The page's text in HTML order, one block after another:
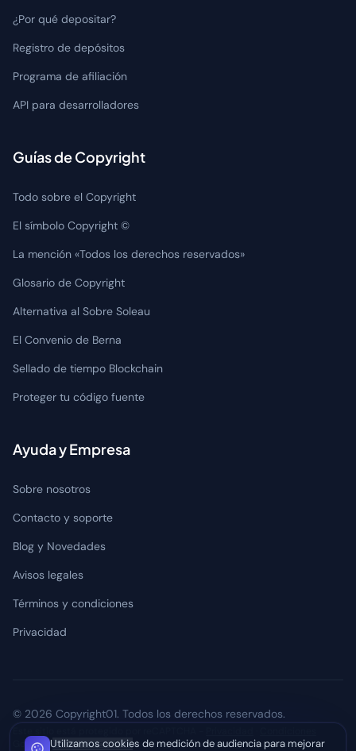
¿Por qué depositar?
Registro de depósitos
Programa de afiliación
API para desarrolladores
Guías de Copyright
Todo sobre el Copyright
El símbolo Copyright ©
La mención «Todos los derechos reservados»
Glosario de Copyright
Alternativa al Sobre Soleau
El Convenio de Berna
Sellado de tiempo Blockchain
Proteger tu código fuente
Ayuda y Empresa
Sobre nosotros
Contacto y soporte
Blog y Novedades
Avisos legales
Términos y condiciones
Privacidad
© 2026 Copyright01. Todos los derechos reservados.
Este sitio está protegido por reCAPTCHA -
Google. ·Gestionar cookies
Utilizamos cookies de medición de audiencia para mejorar